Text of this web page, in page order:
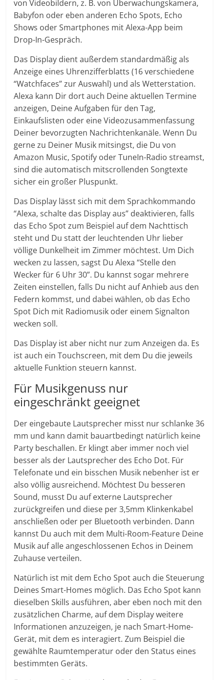
von Videobildern, z. B. von Überwachungskamera,
Babyfon oder eben anderen Echo Spots, Echo
Shows oder Smartphones mit Alexa-App beim
Drop-In-Gespräch.
Das Display dient außerdem standardmäßig als
Anzeige eines Uhrenzifferblatts (16 verschiedene
“Watchfaces” zur Auswahl) und als Wetterstation.
Alexa kann Dir dort auch Deine aktuellen Termine
anzeigen, Deine Aufgaben für den Tag,
Einkaufslisten oder eine Videozusammenfassung
Deiner bevorzugten Nachrichtenkanäle. Wenn Du
gerne zu Deiner Musik mitsingst, die Du von
Amazon Music, Spotify oder TuneIn-Radio streamst,
sind die automatisch mitscrollenden Songtexte
sicher ein großer Pluspunkt.
Das Display lässt sich mit dem Sprachkommando
“Alexa, schalte das Display aus” deaktivieren, falls
das Echo Spot zum Beispiel auf dem Nachttisch
steht und Du statt der leuchtenden Uhr lieber
völlige Dunkelheit im Zimmer möchtest. Um Dich
wecken zu lassen, sagst Du Alexa “Stelle den
Wecker für 6 Uhr 30”. Du kannst sogar mehrere
Zeiten einstellen, falls Du nicht auf Anhieb aus den
Federn kommst, und dabei wählen, ob das Echo
Spot Dich mit Radiomusik oder einem Signalton
wecken soll.
Das Display ist aber nicht nur zum Anzeigen da. Es
ist auch ein Touchscreen, mit dem Du die jeweils
aktuelle Funktion steuern kannst.
Für Musikgenuss nur
eingeschränkt geeignet
Der eingebaute Lautsprecher misst nur schlanke 36
mm und kann damit bauartbedingt natürlich keine
Party beschallen. Er klingt aber immer noch viel
besser als der Lautsprecher des Echo Dot. Für
Telefonate und ein bisschen Musik nebenher ist er
also völlig ausreichend. Möchtest Du besseren
Sound, musst Du auf externe Lautsprecher
zurückgreifen und diese per 3,5mm Klinkenkabel
anschließen oder per Bluetooth verbinden. Dann
kannst Du auch mit dem Multi-Room-Feature Deine
Musik auf alle angeschlossenen Echos in Deinem
Zuhause verteilen.
Natürlich ist mit dem Echo Spot auch die Steuerung
Deines Smart-Homes möglich. Das Echo Spot kann
dieselben Skills ausführen, aber eben noch mit den
zusätzlichen Charme, auf dem Display weitere
Informationen anzuzeigen, je nach Smart-Home-
Gerät, mit dem es interagiert. Zum Beispiel die
gewählte Raumtemperatur oder den Status eines
bestimmten Geräts.